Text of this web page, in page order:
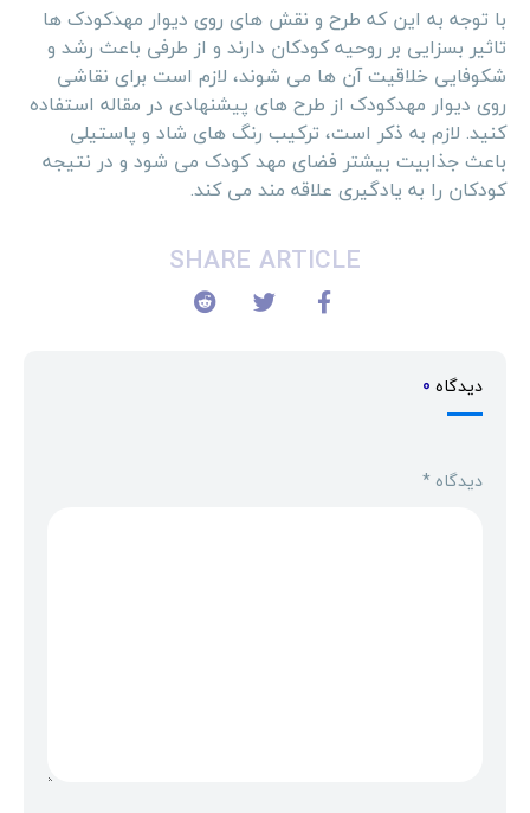
با توجه به این که طرح و نقش های روی دیوار مهدکودک ها
تاثیر بسزایی بر روحیه کودکان دارند و از طرفی باعث رشد و
شکوفایی خلاقیت آن ها می شوند، لازم است برای نقاشی
روی دیوار مهدکودک از طرح های پیشنهادی در مقاله استفاده
کنید. لازم به ذکر است، ترکیب رنگ های شاد و پاستیلی
باعث جذابیت بیشتر فضای مهد کودک می شود و در نتیجه
کودکان را به یادگیری علاقه مند می کند.
SHARE ARTICLE
دیدگاه 0
دیدگاه *